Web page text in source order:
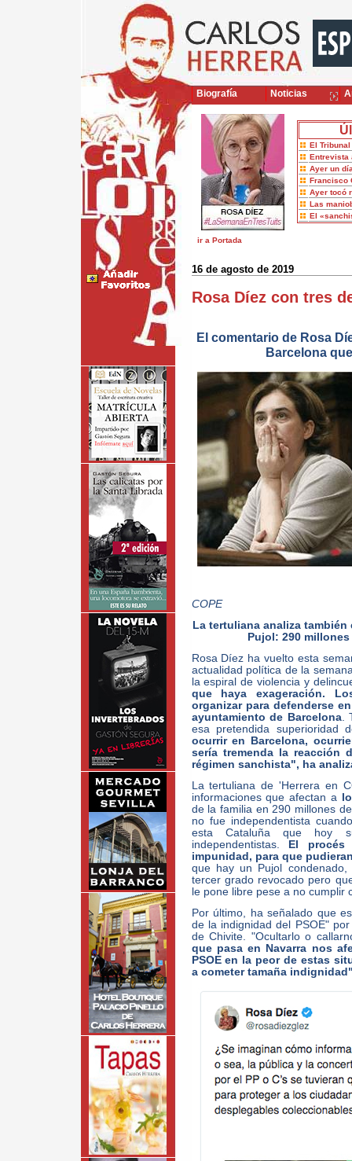
El
Entrevista
Ayer un
Francisco
Ayer tocó
Las
El
ir a Portada
16 de agosto de 2019
Rosa Díez con tres
El comentario de Rosa
Barcelona
COPE
La tertuliana analiza también
Pujol: 290
Rosa Díez ha vuelto esta
actualidad política de la
la espiral de violencia y
que haya exageración.
organizar para defenderse
ayuntamiento de Barcelona.
esa pretendida superioridad
ocurrir en Barcelona,
sería tremenda la reacción
régimen sanchista", ha
La tertuliana de 'Herrera en
informaciones que afectan a
de la familia en 290 millones
no fue independentista
esta Cataluña que hoy
independentistas.
El
impunidad, para que
que hay un Pujol
tercer grado revocado pero
le pone libre pese a no cumplir
Por último, ha señalado que
de la indignidad del PSOE"
de Chivite. "Ocultarlo o
que pasa en Navarra nos
PSOE en la peor de estas
a cometer tamaña
Biografía Noticias